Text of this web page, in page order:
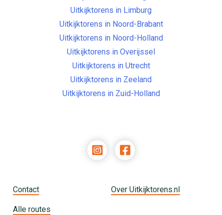
Contact Over Uitkijktorens.nl
Alle routes
Uitkijktorens in Limburg
Uitkijktorens in Noord-Brabant
Uitkijktorens in Noord-Holland
Uitkijktorens in Overijssel
Uitkijktorens in Utrecht
Uitkijktorens in Zeeland
Uitkijktorens in Zuid-Holland